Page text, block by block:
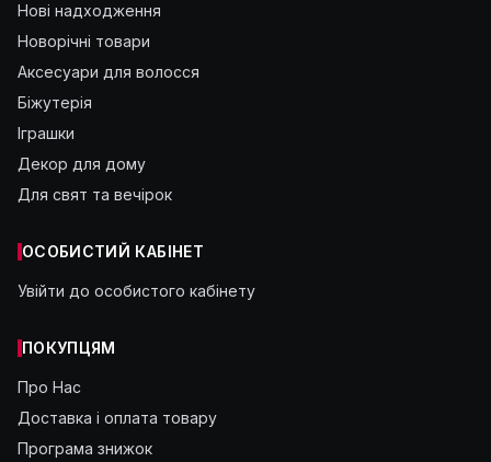
Нові надходження
Новорічні товари
Аксесуари для волосся
Біжутерія
Іграшки
Декор для дому
Для свят та вечірок
ОСОБИСТИЙ КАБІНЕТ
Увійти до особистого кабінету
ПОКУПЦЯМ
Про Нас
Доставка і оплата товару
Програма знижок